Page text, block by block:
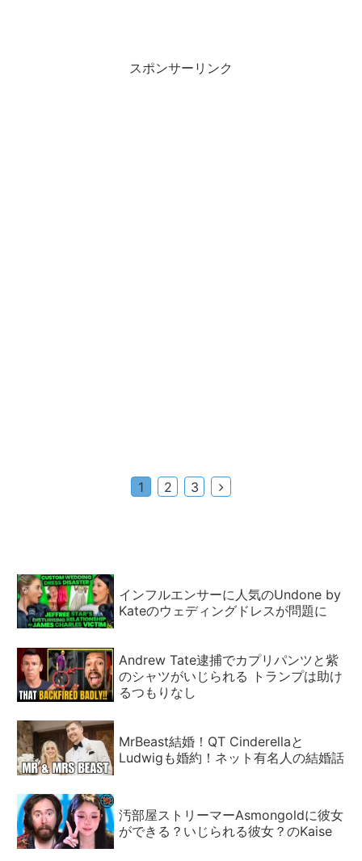
スポンサーリンク
1 2 3
次
インフルエンサーに人気のUndone by
Kateのウェディングドレスが問題に
Andrew Tate逮捕でカプリパンツと紫
のシャツがいじられる トランプは助け
るつもりなし
MrBeast結婚！QT Cinderellaと
Ludwigも婚約！ネット有名人の結婚話
汚部屋ストリーマーAsmongoldに彼女
ができる？いじられる彼女？のKaise